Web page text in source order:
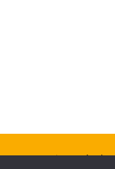
Mentions Légales